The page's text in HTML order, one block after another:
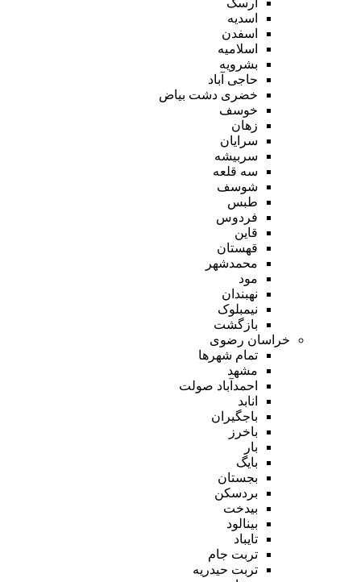
اسدیه
اسفدن
اسلامیه
بشرویه
حاجی آباد
خضری دشت بیاض
خوسف
زهان
سرایان
سربیشه
سه قلعه
شوسف
طبس
فردوس
قاین
قهستان
محمدشهر
مود
نهبندان
نیمبلوک
بازگشت
خراسان رضوی
تمام شهر‌ها
مشهد
احمدآباد صولت
انابد
باجگیران
باخرز
بار
بایگ
بجستان
بردسکن
بیدخت
بینالود
تایباد
تربت جام
تربت حیدریه